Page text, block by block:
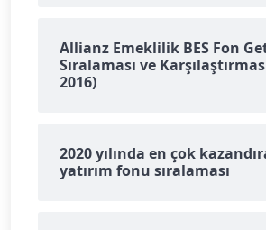
Allianz Emeklilik BES Fon
Sıralaması ve
2016)
2020 yılında en çok
yatırım fonu sıralaması